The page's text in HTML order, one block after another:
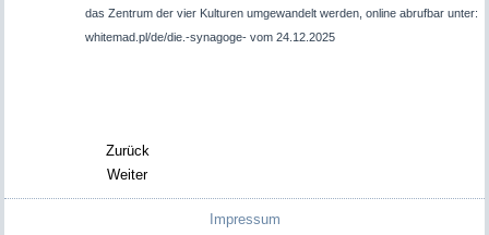
das Zentrum der vier Kulturen umgewandelt werden, online abrufbar unter:
whitemad.pl/de/die.-synagoge- vom 24.12.2025
Zurück
Weiter
Impressum